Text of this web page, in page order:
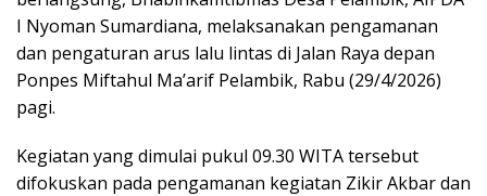
I Nyoman Sumardiana, melaksanakan pengamanan
dan pengaturan arus lalu lintas di Jalan Raya depan
Ponpes Miftahul Ma’arif Pelambik, Rabu (29/4/2026)
pagi.
Kegiatan yang dimulai pukul 09.30 WITA tersebut
difokuskan pada pengamanan kegiatan Zikir Akbar dan